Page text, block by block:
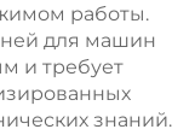
работы.
для машин
и требует
знаний.